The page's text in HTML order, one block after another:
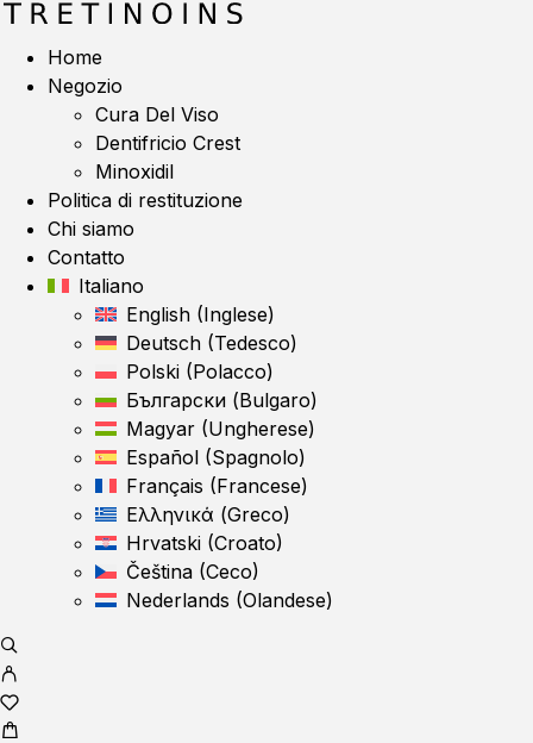
Home
Negozio
Cura Del Viso
Dentifricio Crest
Minoxidil
Politica di restituzione
Chi siamo
Contatto
Italiano
English (Inglese)
Deutsch (Tedesco)
Polski (Polacco)
Български (Bulgaro)
Magyar (Ungherese)
Español (Spagnolo)
Français (Francese)
Ελληνικά (Greco)
Hrvatski (Croato)
Čeština (Ceco)
Nederlands (Olandese)